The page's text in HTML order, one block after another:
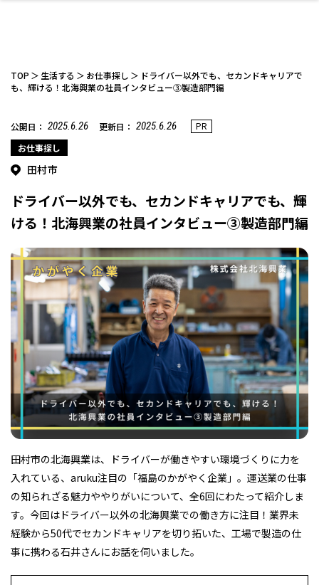
洋食 中華
和食 わんぱく 福島ローカルグル
メ
パン アジア・エスニッ
ク
テイクアウト
デート・友達と ひとりで アウトドア
温泉 体験 名所
レジャー・スポー
ツ施設
イベントレポート
美容アイテム エイジングケア メンズ
フィットネス・や
せたい
鍼灸・整体・リラ
クゼーション
まつ毛サロン
脱毛 温活・サウナ 歯列矯正・審美歯
科
ファッション
スポーツ・アウト
ドア
ギフト・お土産 キッズ
インテリア 食品・酒 生活を彩るモノ
その他
保険 病院・クリニック ペット
趣味・スキルアッ
プ
保育園・こども園 子どもの習い事・
塾
幼稚園 教育 ライフイベント
リフォーム・リノ
ベーション
自治体インフォ その他
TOP 生活する お仕事探し
ドライバー以外でも、セカンドキャリアで
も、輝ける！北海興業の社員インタビュー③製造部門編
公開日： 2025.6.26 更新日： 2025.6.26
PR
お仕事探し
田村市
ドライバー以外でも、セカンドキャリアでも、輝
ける！北海興業の社員インタビュー③製造部門編
田村市の北海興業は、ドライバーが働きやすい環境づくりに力を
入れている、aruku注目の「福島のかがやく企業」。運送業の仕事
の知られざる魅力ややりがいについて、全6回にわたって紹介しま
す。今回はドライバー以外の北海興業での働き方に注目！業界未
経験から50代でセカンドキャリアを切り拓いた、工場で製造の仕
事に携わる石井さんにお話を伺いました。